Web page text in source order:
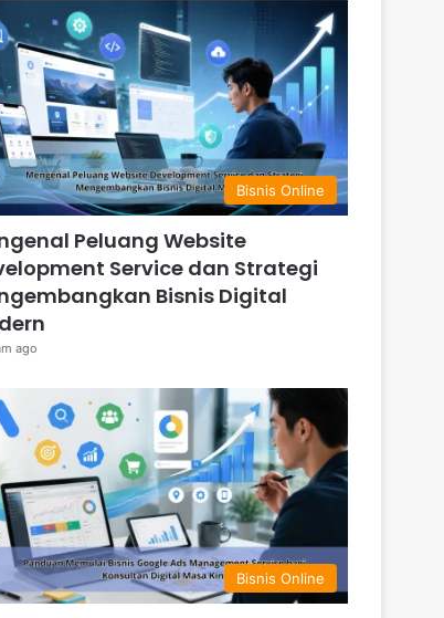
Bisnis Online
Peluang Website
Service dan Strategi
Bisnis Digital
ago
Bisnis Online